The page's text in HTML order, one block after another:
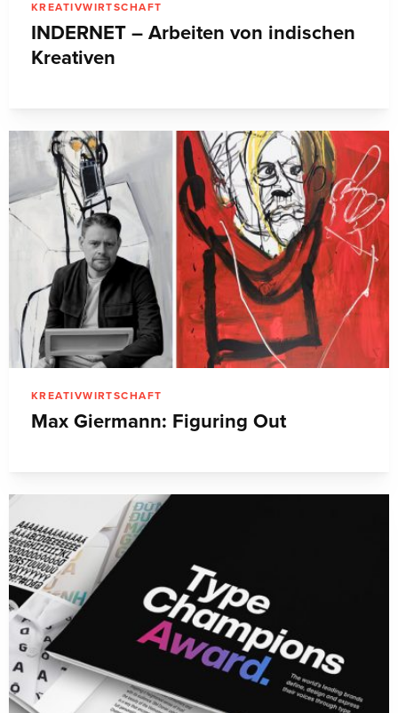
KREATIVWIRTSCHAFT
INDERNET – Arbeiten von indischen
Kreativen
KREATIVWIRTSCHAFT
Max Giermann: Figuring Out